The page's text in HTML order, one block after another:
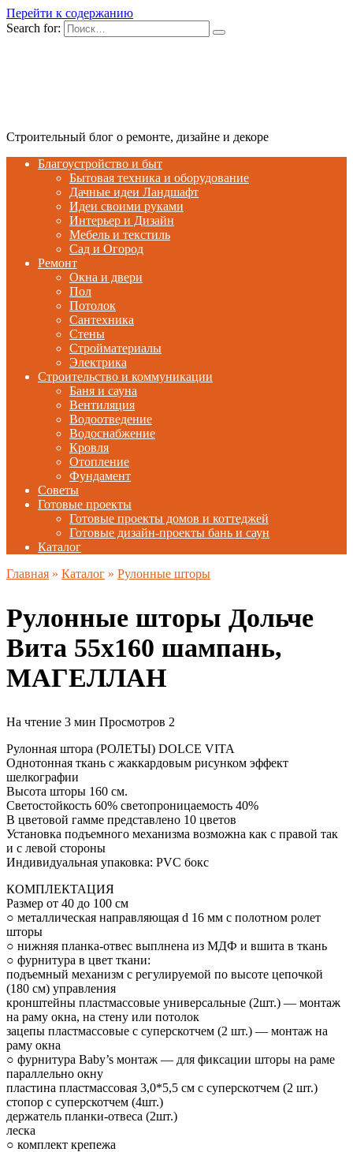
Перейти к содержанию
Search for:
Строительный блог о ремонте, дизайне и декоре
Благоустройство и быт
Бытовая техника и оборудование
Дачные идеи Ландшафт
Идеи своими руками
Интерьер и Дизайн
Мебель и текстиль
Сад и Огород
Ремонт
Окна и двери
Пол
Потолок
Сантехника
Стены
Стройматериалы
Электрика
Строительство и коммуникации
Баня и сауна
Вентиляция
Водоотведение
Водоснабжение
Кровля
Отопление
Фундамент
Советы
Готовые проекты
Готовые проекты домов и коттеджей
Готовые дизайн-проекты бань и саун
Каталог
Главная » Каталог » Рулонные шторы
Рулонные шторы Дольче
Вита 55х160 шампань,
МАГЕЛЛАН
На чтение 3 мин Просмотров 2
Рулонная штора (РОЛЕТЫ) DOLCE VITA
Однотонная ткань с жаккардовым рисунком эффект
шелкографии
Высота шторы 160 см.
Светостойкость 60% светопроницаемость 40%
В цветовой гамме представлено 10 цветов
Установка подъемного механизма возможна как с правой так
и с левой стороны
Индивидуальная упаковка: PVC бокс
КОМПЛЕКТАЦИЯ
Размер от 40 до 100 см
○ металлическая направляющая d 16 мм с полотном ролет
шторы
○ нижняя планка-отвес выплнена из МДФ и вшита в ткань
○ фурнитура в цвет ткани:
подъемный механизм с регулируемой по высоте цепочкой
(180 см) управления
кронштейны пластмассовые универсальные (2шт.) — монтаж
на раму окна, на стену или потолок
зацепы пластмассовые с суперскотчем (2 шт.) — монтаж на
раму окна
○ фурнитура Baby’s монтаж — для фиксации шторы на раме
параллельно окну
пластина пластмассовая 3,0*5,5 см с суперскотчем (2 шт.)
стопор с суперскотчем (4шт.)
держатель планки-отвеса (2шт.)
леска
○ комплект крепежа